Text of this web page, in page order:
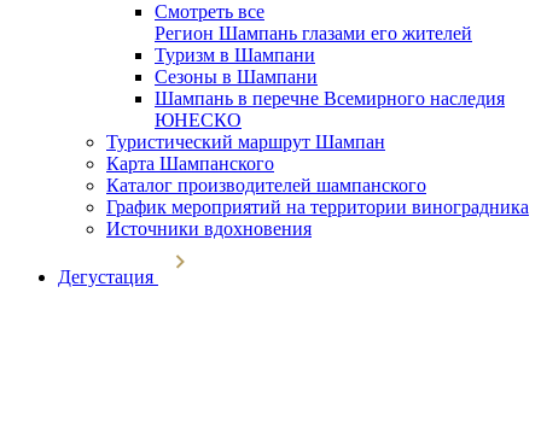
Смотреть все
Регион Шампань глазами его жителей
Туризм в Шампани
Сезоны в Шампани
Шампань в перечне Всемирного наследия
ЮНЕСКО
Туристический маршрут Шампан
Карта Шампанского
Каталог производителей шампанского
График мероприятий на территории виноградника
Источники вдохновения
Дегустация